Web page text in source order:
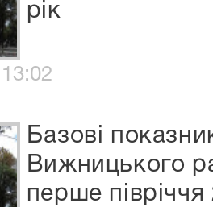
рік
Базові
Вижницького
перше